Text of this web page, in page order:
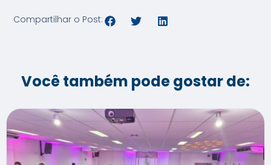
Compartilhar o Post:
Você também pode gostar de: